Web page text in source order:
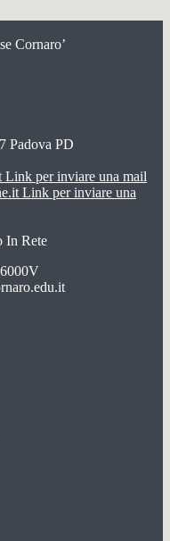
Cornaro’
Padova PD
Link per inviare una mail
Link per inviare una
In Rete